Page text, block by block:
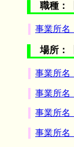
職種：
事業所名
場所：
事業所名
事業所名
事業所名
事業所名